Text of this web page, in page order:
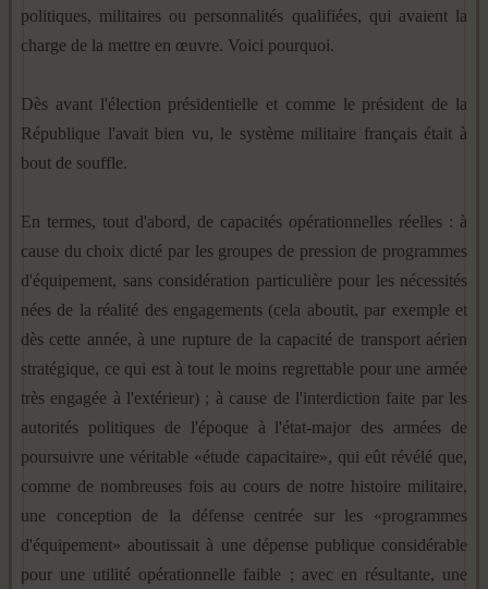
politiques, militaires ou personnalités qualifiées, qui avaient la
charge de la mettre en œuvre. Voici pourquoi.
Dès avant l'élection présidentielle et comme le président de la
République l'avait bien vu, le système militaire français était à
bout de souffle.
En termes, tout d'abord, de capacités opérationnelles réelles : à
cause du choix dicté par les groupes de pression de programmes
d'équipement, sans considération particulière pour les nécessités
nées de la réalité des engagements (cela aboutit, par exemple et
dès cette année, à une rupture de la capacité de transport aérien
stratégique, ce qui est à tout le moins regrettable pour une armée
très engagée à l'extérieur) ; à cause de l'interdiction faite par les
autorités politiques de l'époque à l'état-major des armées de
poursuivre une véritable «étude capacitaire», qui eût révélé que,
comme de nombreuses fois au cours de notre histoire militaire,
une conception de la défense centrée sur les «programmes
d'équipement» aboutissait à une dépense publique considérable
pour une utilité opérationnelle faible ; avec en résultante, une